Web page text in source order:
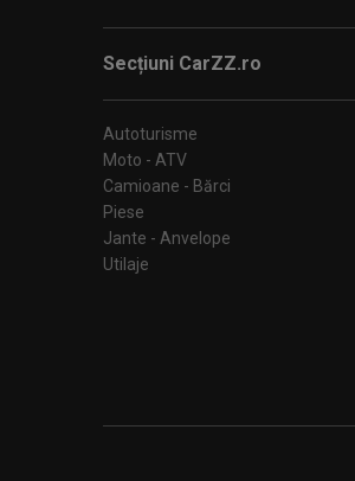
Secțiuni CarZZ.ro
Autoturisme
Moto - ATV
Camioane - Bărci
Piese
Jante - Anvelope
Utilaje